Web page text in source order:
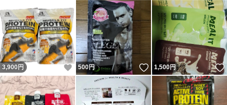
3,900 円 いいね！
500円 いいね！
1,500円